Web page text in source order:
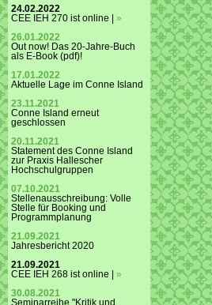
24.02.2022
CEE IEH 270 ist online | »
26.01.2022
Out now! Das 20-Jahre-Buch
als E-Book (pdf)!
17.01.2022
Aktuelle Lage im Conne Island
23.11.2021
Conne Island erneut
geschlossen
20.11.2021
Statement des Conne Island
zur Praxis Hallescher
Hochschulgruppen
07.10.2021
Stellenausschreibung: Volle
Stelle für Booking und
Programmplanung
21.09.2021
Jahresbericht 2020
21.09.2021
CEE IEH 268 ist online | »
30.08.2021
Seminarreihe "Kritik und